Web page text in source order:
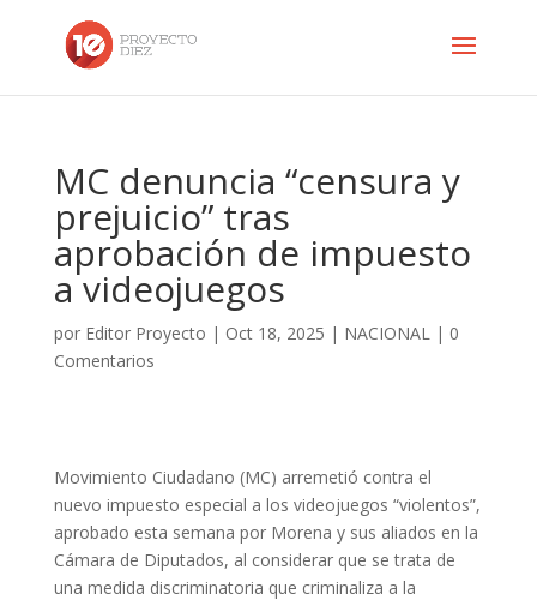
MC denuncia “censura y
prejuicio” tras
aprobación de impuesto
a videojuegos
por Editor Proyecto | Oct 18, 2025 | NACIONAL| 0
Comentarios
Movimiento Ciudadano (MC) arremetió contra el
nuevo impuesto especial a los videojuegos “violentos”,
aprobado esta semana por Morena y sus aliados en la
Cámara de Diputados, al considerar que se trata de
una medida discriminatoria que criminaliza a la